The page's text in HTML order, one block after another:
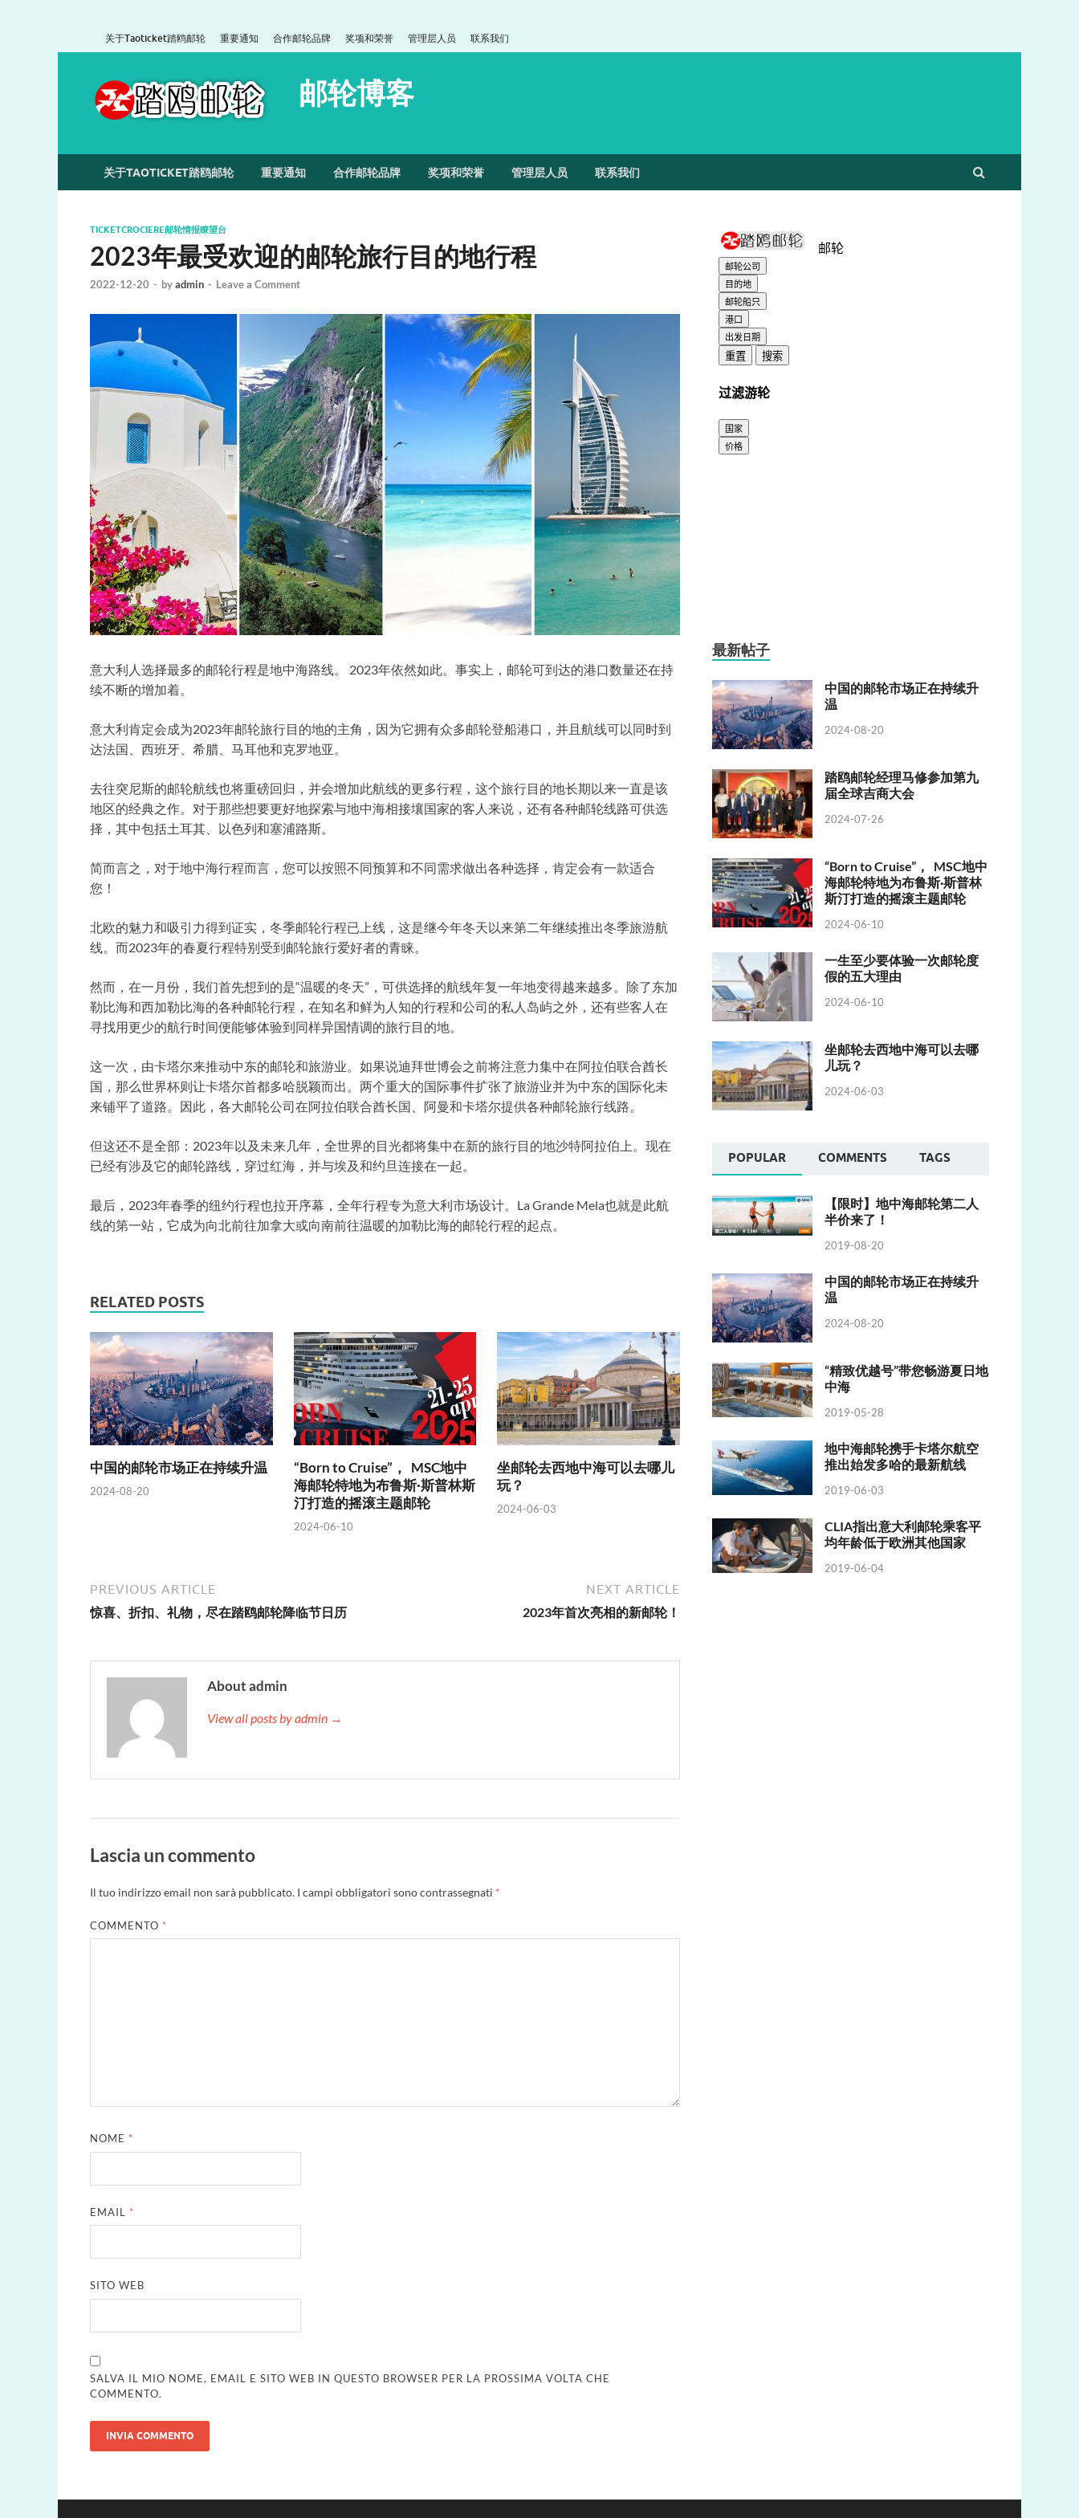
关于Taoticket踏鸥邮轮 重要通知 合作邮轮品牌 奖项和荣誉 管理层人员 联系我们
邮轮博客
关于TAOTICKET踏鸥邮轮 重要通知 合作邮轮品牌 奖项和荣誉 管理层人员 联系我们
TICKETCROCIERE邮轮情报瞭望台
2023年最受欢迎的邮轮旅行目的地行程
2022-12-20 - byadmin - Leave a Comment
意大利人选择最多的邮轮行程是地中海路线。 2023年依然如此。事实上，邮轮可到达的港口数量还在持
续不断的增加着。
意大利肯定会成为2023年邮轮旅行目的地的主角，因为它拥有众多邮轮登船港口，并且航线可以同时到
达法国、西班牙、希腊、马耳他和克罗地亚。
去往突尼斯的邮轮航线也将重磅回归，并会增加此航线的更多行程，这个旅行目的地长期以来一直是该
地区的经典之作。对于那些想要更好地探索与地中海相接壤国家的客人来说，还有各种邮轮线路可供选
择，其中包括土耳其、以色列和塞浦路斯。
简而言之，对于地中海行程而言，您可以按照不同预算和不同需求做出各种选择，肯定会有一款适合
您！
北欧的魅力和吸引力得到证实，冬季邮轮行程已上线，这是继今年冬天以来第二年继续推出冬季旅游航
线。而2023年的春夏行程特别受到邮轮旅行爱好者的青睐。
然而，在一月份，我们首先想到的是“温暖的冬天”，可供选择的航线年复一年地变得越来越多。除了东加
勒比海和西加勒比海的各种邮轮行程，在知名和鲜为人知的行程和公司的私人岛屿之外，还有些客人在
寻找用更少的航行时间便能够体验到同样异国情调的旅行目的地。
这一次，由卡塔尔来推动中东的邮轮和旅游业。如果说迪拜世博会之前将注意力集中在阿拉伯联合酋长
国，那么世界杯则让卡塔尔首都多哈脱颖而出。两个重大的国际事件扩张了旅游业并为中东的国际化未
来铺平了道路。因此，各大邮轮公司在阿拉伯联合酋长国、阿曼和卡塔尔提供各种邮轮旅行线路。
但这还不是全部：2023年以及未来几年，全世界的目光都将集中在新的旅行目的地沙特阿拉伯上。现在
已经有涉及它的邮轮路线，穿过红海，并与埃及和约旦连接在一起。
最后，2023年春季的纽约行程也拉开序幕，全年行程专为意大利市场设计。La Grande Mela也就是此航
线的第一站，它成为向北前往加拿大或向南前往温暖的加勒比海的邮轮行程的起点。
RELATED POSTS
中国的邮轮市场正在持续升温
2024-08-20
“Born to Cruise”， MSC地中
海邮轮特地为布鲁斯·斯普林斯
汀打造的摇滚主题邮轮
2024-06-10
坐邮轮去西地中海可以去哪儿
玩？
2024-06-03
PREVIOUS ARTICLE
惊喜、折扣、礼物，尽在踏鸥邮轮降临节日历
NEXT ARTICLE
2023年首次亮相的新邮轮！
About admin
View all posts by admin →
Lascia un commento
Il tuo indirizzo email non sarà pubblicato. I campi obbligatori sono contrassegnati *
COMMENTO *
NOME *
EMAIL *
SITO WEB
SALVA IL MIO NOME, EMAIL E SITO WEB IN QUESTO BROWSER PER LA PROSSIMA VOLTA CHE
COMMENTO.
最新帖子
中国的邮轮市场正在持续升
温
2024-08-20
踏鸥邮轮经理马修参加第九
届全球吉商大会
2024-07-26
“Born to Cruise”， MSC地中
海邮轮特地为布鲁斯·斯普林
斯汀打造的摇滚主题邮轮
2024-06-10
一生至少要体验一次邮轮度
假的五大理由
2024-06-10
坐邮轮去西地中海可以去哪
儿玩？
2024-06-03
POPULAR COMMENTS TAGS
【限时】地中海邮轮第二人
半价来了！
2019-08-20
中国的邮轮市场正在持续升
温
2024-08-20
“精致优越号”带您畅游夏日地
中海
2019-05-28
地中海邮轮携手卡塔尔航空
推出始发多哈的最新航线
2019-06-03
CLIA指出意大利邮轮乘客平
均年龄低于欧洲其他国家
2019-06-04